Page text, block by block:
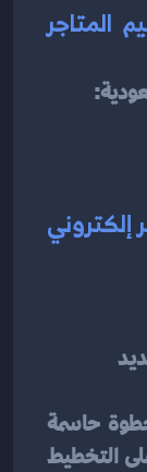
4. ما هي أفضل شركات تصميم المتاجر
استخدم أدوات تحليل الأداء لتحديد